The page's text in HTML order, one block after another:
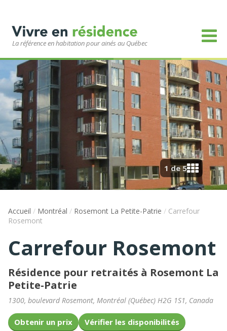
La référence en habitation pour ainés au Québec
1 de 5
Accueil / Montréal / Rosemont La Petite-Patrie / Carrefour
Rosemont
Carrefour Rosemont
Résidence pour retraités à Rosemont La
Petite-Patrie
1300, boulevard Rosemont, Montréal (Québec) H2G 1S1, Canada
Obtenir un prix
Vérifier les disponibilités